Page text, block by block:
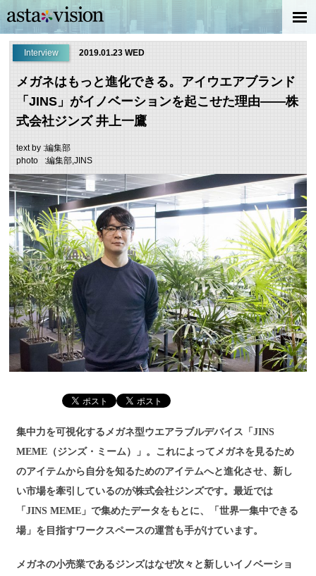
Interview 2019.01.23 WED
メガネはもっと進化できる。アイウエアブランド
「JINS」がイノベーションを起こせた理由――株
式会社ジンズ 井上一鷹
text by :編集部
photo :編集部,JINS
集中力を可視化するメガネ型ウエアラブルデバイス「JINS
MEME（ジンズ・ミーム）」。これによってメガネを見るため
のアイテムから自分を知るためのアイテムへと進化させ、新し
い市場を牽引しているのが株式会社ジンズです。最近では
「JINS MEME」で集めたデータをもとに、「世界一集中できる
場」を目指すワークスペースの運営も手がけています。
メガネの小売業であるジンズはなぜ次々と新しいイノベーショ